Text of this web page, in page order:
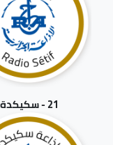
21 - سكيكدة